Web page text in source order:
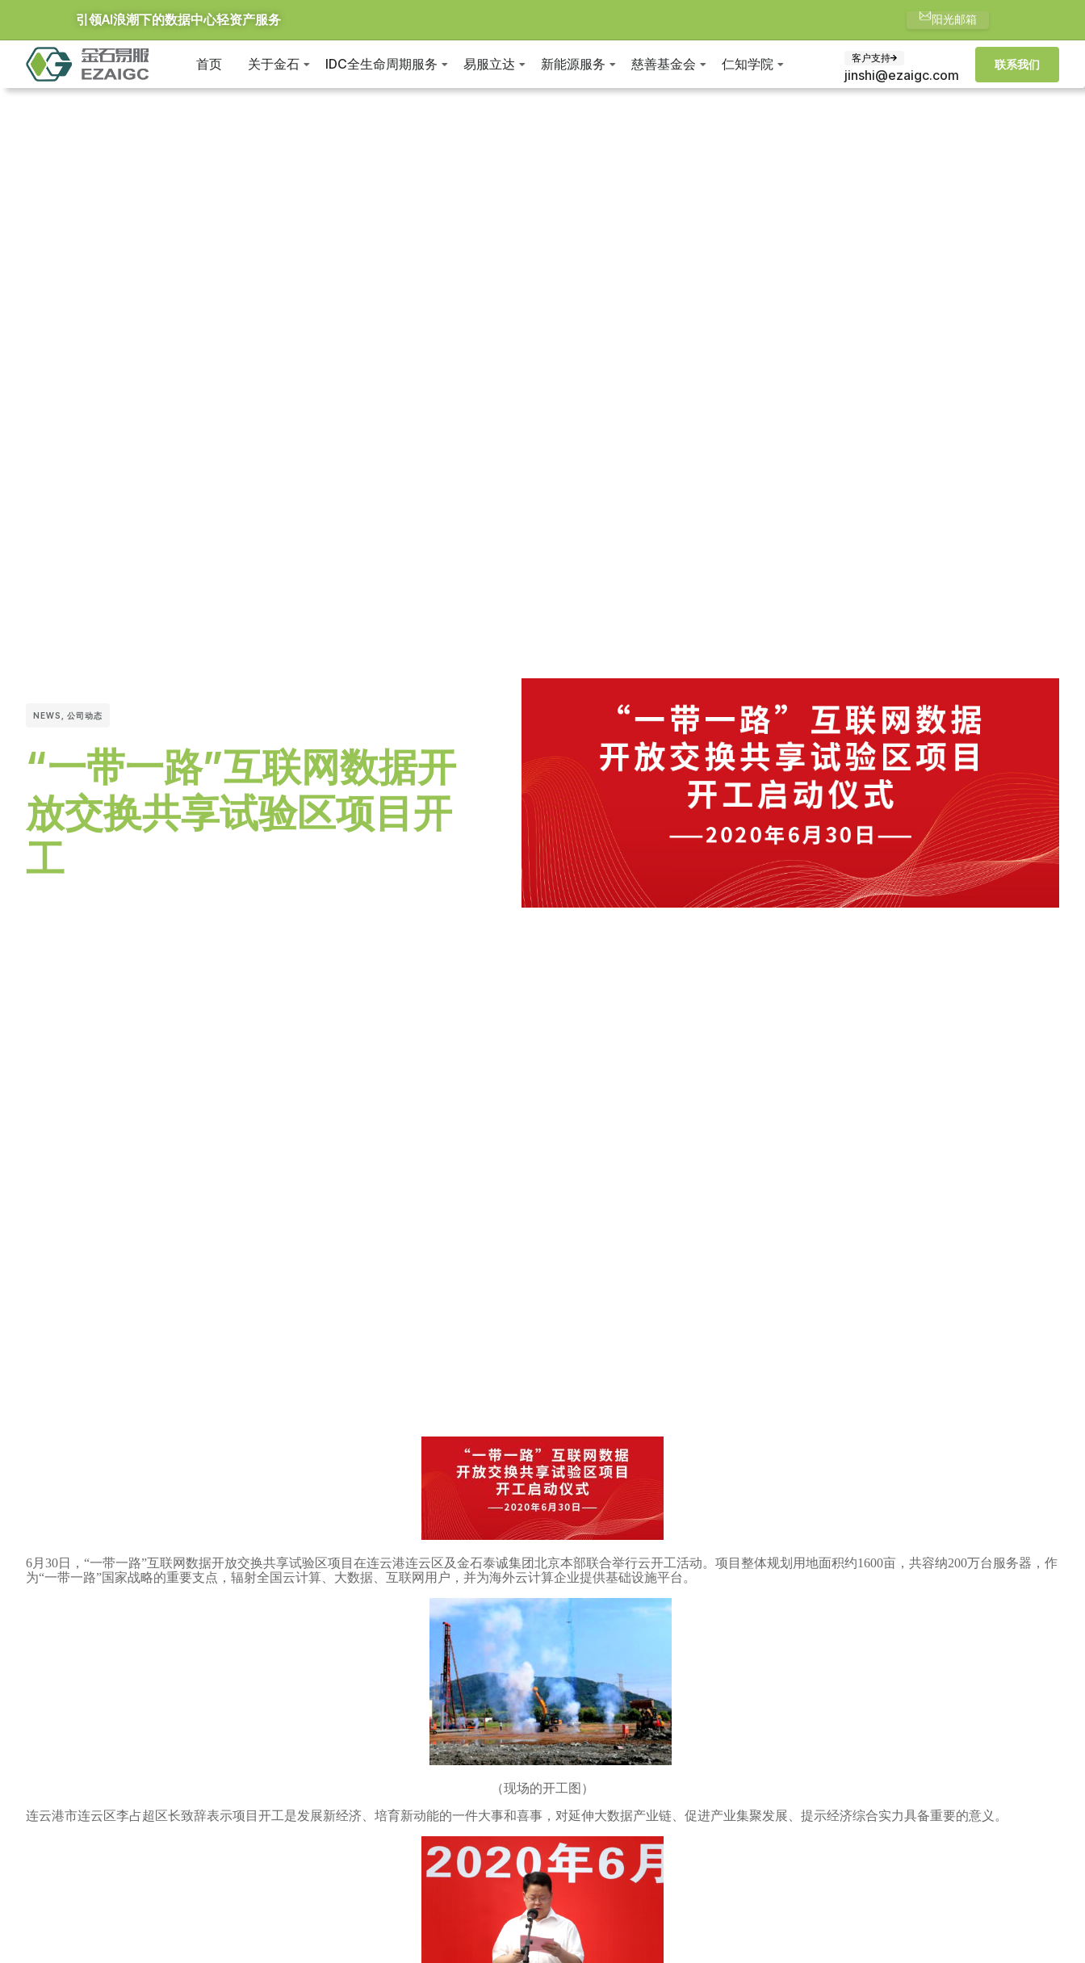
引领AI浪潮下的数据中心轻资产服务 阳光邮箱
首页 关于金石 IDC全生命周期服务 易服立达 新能源服务 慈善基金会 仁知学院 客户支持
jinshi@ezaigc.com
联系我们
NEWS 公司动态
“一带一路”互联网数据开
放交换共享试验区项目开
工
6月30日，“一带一路”互联网数据开放交换共享试验区项目在连云港连云区及金石泰诚集团北京本部联合举行云开工活动。项目整体规划用地面积约1600亩，共容纳200万台服务器，作
为“一带一路”国家战略的重要支点，辐射全国云计算、大数据、互联网用户，并为海外云计算企业提供基础设施平台。
（现场的开工图）
连云港市连云区李占超区长致辞表示项目开工是发展新经济、培育新动能的一件大事和喜事，对延伸大数据产业链、促进产业集聚发展、提示经济综合实力具备重要的意义。